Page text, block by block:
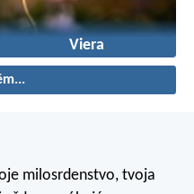
Viera
milosrdenstvo, tvoja